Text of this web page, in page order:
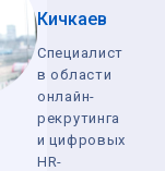
Кичкаев
Специалист
в области
онлайн-
рекрутинга
и цифровых
HR-